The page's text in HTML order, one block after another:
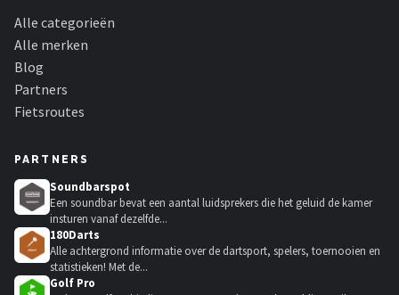
Alle categorieën
Alle merken
Blog
Partners
Fietsroutes
PARTNERS
Soundbarspot
Een soundbar bevat een aantal luidsprekers die het geluid de kamer
insturen vanaf dezelfde...
180Darts
Alle achtergrond informatie over de dartsport, spelers, toernooien en
statistieken! Met de...
Golf Pro